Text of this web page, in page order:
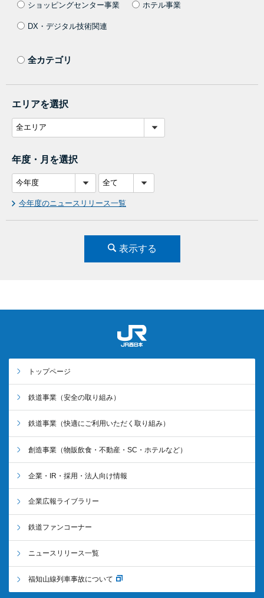
ショッピングセンター事業 ホテル事業
DX・デジタル技術関連
全カテゴリ
エリアを選択
年度・月を選択
今年度のニュースリリース一覧
表示する
トップページ
鉄道事業 （安全の取り組み）
鉄道事業 （快適にご利用いただく取り組み）
創造事業 （物販飲食・不動産・SC・ホテルなど）
企業・IR・採用・法人向け情報
企業広報ライブラリー
鉄道ファンコーナー
ニュースリリース一覧
福知山線列車事故について